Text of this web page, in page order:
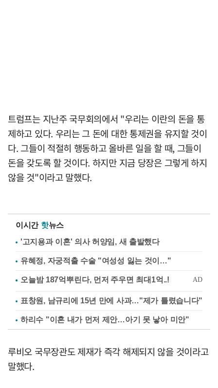
트럼프는 지난주 국무회의에서 "우리는 이란의 돈을 통
제하고 있다. 우리는 그 돈에 대한 통제권을 유지할 것이
다. 그들이 적절히 행동하고 올바른 일을 할 때, 그들이
돈을 갖도록 할 것이다. 하지만 지금 당장은 그렇게 하지
않을 것"이라고 말했다.
이시간 핫뉴스
'고지용과 이혼' 의사 허양임, 새 출발했다
유혜정, 자궁적출 수술 "여성성 잃는 것이…"
표창원, 남규리에 15년 만에 사과…"제가 틀렸습니다"
하리수 "이혼 내가 먼저 제안…아기 못 낳아 미안"
루비오 국무장관도 제재가 즉각 해제되지 않을 것이라고
말했다.